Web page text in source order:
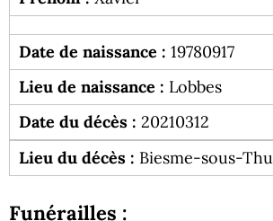
Date de naissance : 19780917
Lieu de naissance : Lobbes
Date du décès : 20210312
Lieu du décès : Biesme-sous-
Funérailles :